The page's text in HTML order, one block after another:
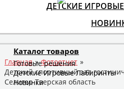
ДЕТСКИЕ
Главная » Фотоотчет »
Детский спортивный зал
Селигер Тверская область
Каталог товаров
Готовые решения
Детские Игровые Лабиринты
Новинки